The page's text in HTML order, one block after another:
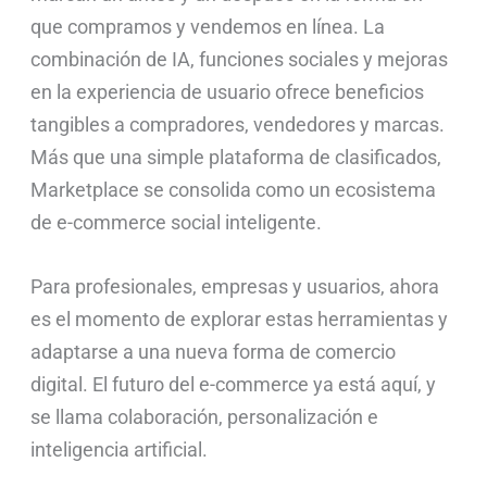
que compramos y vendemos en línea. La
combinación de IA, funciones sociales y mejoras
en la experiencia de usuario ofrece beneficios
tangibles a compradores, vendedores y marcas.
Más que una simple plataforma de clasificados,
Marketplace se consolida como un ecosistema
de e-commerce social inteligente.
Para profesionales, empresas y usuarios, ahora
es el momento de explorar estas herramientas y
adaptarse a una nueva forma de comercio
digital. El futuro del e-commerce ya está aquí, y
se llama colaboración, personalización e
inteligencia artificial.